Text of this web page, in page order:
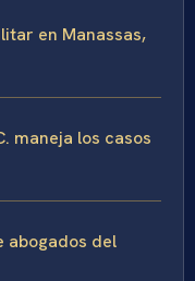
en Manassas,
maneja los casos
abogados del